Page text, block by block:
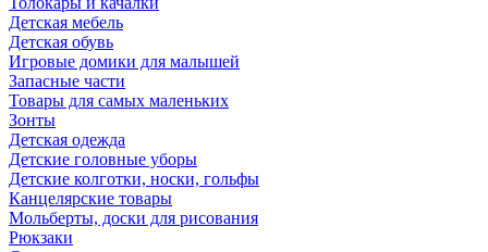
Детская мебель
Детская обувь
Игровые домики для малышей
Запасные части
Товары для самых маленьких
Зонты
Детская одежда
Детские головные уборы
Детские колготки, носки, гольфы
Канцелярские товары
Мольберты, доски для рисования
Рюкзаки